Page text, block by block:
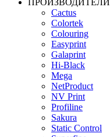
ПРОИЗВОДИТЕЛИ
Cactus
Colortek
Colouring
Easyprint
Galaprint
Hi-Black
Mega
NetProduct
NV Print
Profiline
Sakura
Static Control